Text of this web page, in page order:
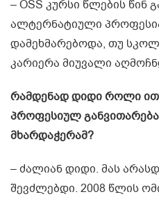
– OSS კურსი წლების წინ
ალტერნატიული
დამეხმარებოდა, თუ
კარიერა მიუვალი
რამდენად დიდი როლი
პროფესიულ
მხარდაჭერამ?
– ძალიან დიდი. მას
შევძლებდი. 2008 წლის